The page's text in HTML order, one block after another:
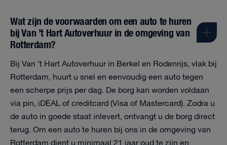
Wat zijn de voorwaarden om een auto te huren
bij Van ’t Hart Autoverhuur in de omgeving van
Rotterdam?
Bij Van ’t Hart Autoverhuur in Berkel en Rodenrijs, vlak bij
Rotterdam, huurt u snel en eenvoudig een auto tegen
een scherpe prijs per dag. De borg kan worden voldaan
via pin, iDEAL of creditcard (Visa of Mastercard). Zodra u
de auto in goede staat inlevert, ontvangt u de borg direct
terug. Om een auto te huren bij ons in de omgeving van